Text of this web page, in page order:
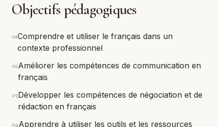
Objectifs pédagogiques
01Comprendre et utiliser le français dans un
contexte professionnel
02Améliorer les compétences de communication en
français
03Développer les compétences de négociation et de
rédaction en français
04Apprendre à utiliser les outils et les ressources